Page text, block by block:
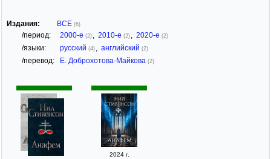
Издания: ВСЕ (6)
/период: 2000-е (2) , 2010-е (2) , 2020-е (2)
/языки: русский (4) , английский (2)
/перевод: Е. Доброхотова-Майкова (2)
2024 г.